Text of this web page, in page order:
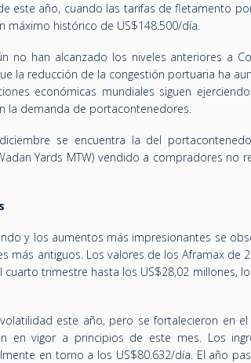
este año, cuando las tarifas de fletamento
máximo histórico de US$148.500/día.
no han alcanzado los niveles anteriores a
la reducción de la congestión portuaria ha
económicas mundiales siguen
la demanda de portacontenedores.
se encuentra la del
Yards MTW) vendido a compradores no
y los aumentos más impresionantes se
más antiguos. Los valores de los Aframax de
trimestre hasta los US$28,02 millones,
este año, pero se fortalecieron en
en vigor a principios de este mes. Los
en torno a los US$80.632/día. El año